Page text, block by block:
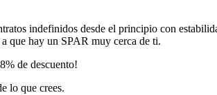
indefinidos desde el principio con
que hay un SPAR muy cerca de ti.
de descuento!
lo que crees.